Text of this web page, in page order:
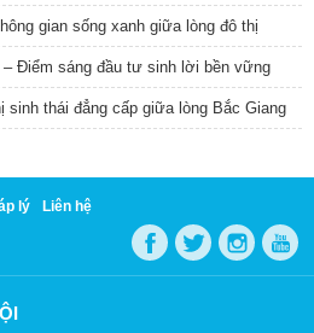
gian sống xanh giữa lòng đô thị
– Điểm sáng đầu tư sinh lời bền vững
sinh thái đẳng cấp giữa lòng Bắc Giang
lý Liên hệ